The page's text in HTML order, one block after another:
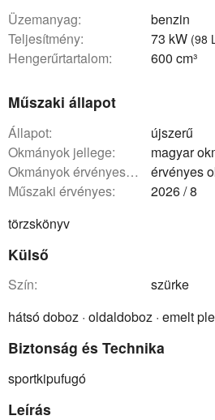
üzemanyag:
benzin
teljesítmény:
73 kW (98
hengerűrtartalom: 600 cm³
Műszaki állapot
állapot:
újszerű
okmányok jellege:
magyar
okmányok érvényessége:
érvényes
műszaki érvényes:
2026 / 8
törzskönyv
Külső
szín:
szürke
hátsó doboz · oldaldoboz · emelt
Biztonság és Technika
sportkipufugó
Leírás